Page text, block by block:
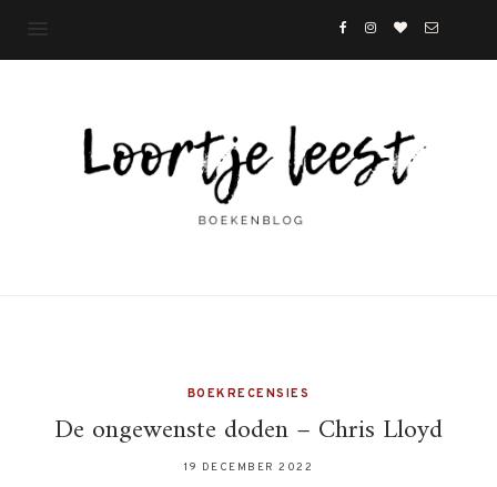
BOEKRECENSIES
De ongewenste doden – Chris Lloyd
19 DECEMBER 2022